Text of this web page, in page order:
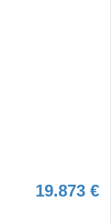
19.873 €